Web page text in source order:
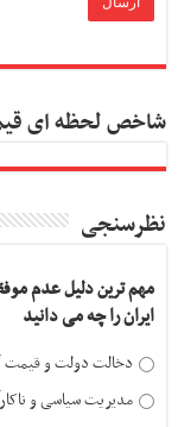
شاخص لحظه ای
نظرسنجی
مهم ترین دلیل عدم
ایران را چه می دانید
دخالت دولت و
مدیریت سیاسی و